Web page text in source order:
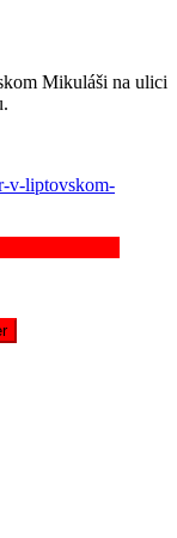
Mikuláši na ulici
v-liptovskom-